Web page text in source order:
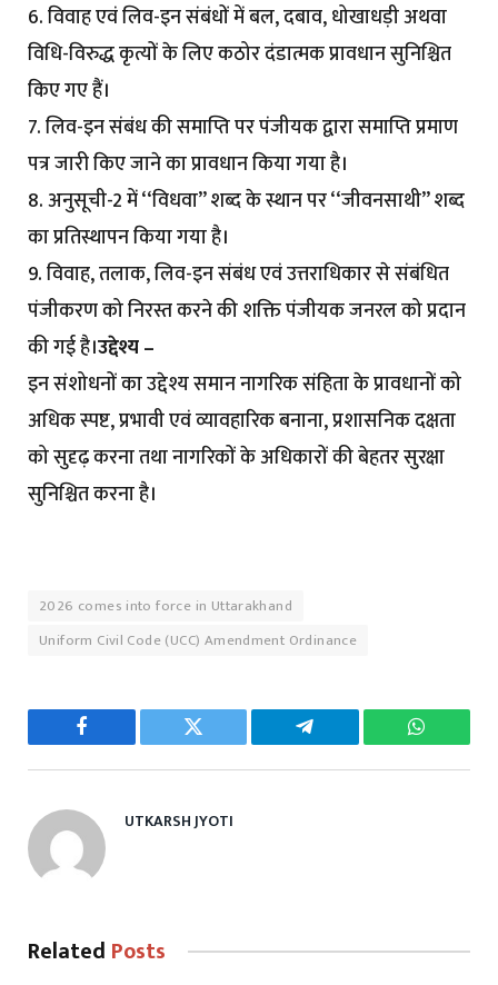
6. विवाह एवं लिव-इन संबंधों में बल, दबाव, धोखाधड़ी अथवा
विधि-विरुद्ध कृत्यों के लिए कठोर दंडात्मक प्रावधान सुनिश्चित
किए गए हैं।
7. लिव-इन संबंध की समाप्ति पर पंजीयक द्वारा समाप्ति प्रमाण
पत्र जारी किए जाने का प्रावधान किया गया है।
8. अनुसूची-2 में ‘‘विधवा’’ शब्द के स्थान पर ‘‘जीवनसाथी’’ शब्द
का प्रतिस्थापन किया गया है।
9. विवाह, तलाक, लिव-इन संबंध एवं उत्तराधिकार से संबंधित
पंजीकरण को निरस्त करने की शक्ति पंजीयक जनरल को प्रदान
की गई है।उद्देश्य –
इन संशोधनों का उद्देश्य समान नागरिक संहिता के प्रावधानों को
अधिक स्पष्ट, प्रभावी एवं व्यावहारिक बनाना, प्रशासनिक दक्षता
को सुदृढ़ करना तथा नागरिकों के अधिकारों की बेहतर सुरक्षा
सुनिश्चित करना है।
2026 comes into force in Uttarakhand
Uniform Civil Code (UCC) Amendment Ordinance
Facebook Twitter Telegram
UTKARSH JYOTI
Related Posts